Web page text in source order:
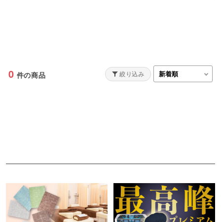
0 件の商品 絞り込み